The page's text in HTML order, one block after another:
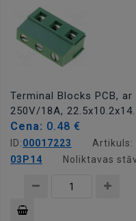
Terminal Blocks PCB,
250V/18A,
Cena: 0.48 €
ID:00017223 Artikuls:
03P14
Noliktavas